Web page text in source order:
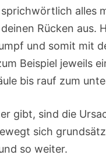
alles
Rücken aus.
und somit mit
Beispiel jeweils
bis rauf zum
gibt, sind die
sich
so weiter.